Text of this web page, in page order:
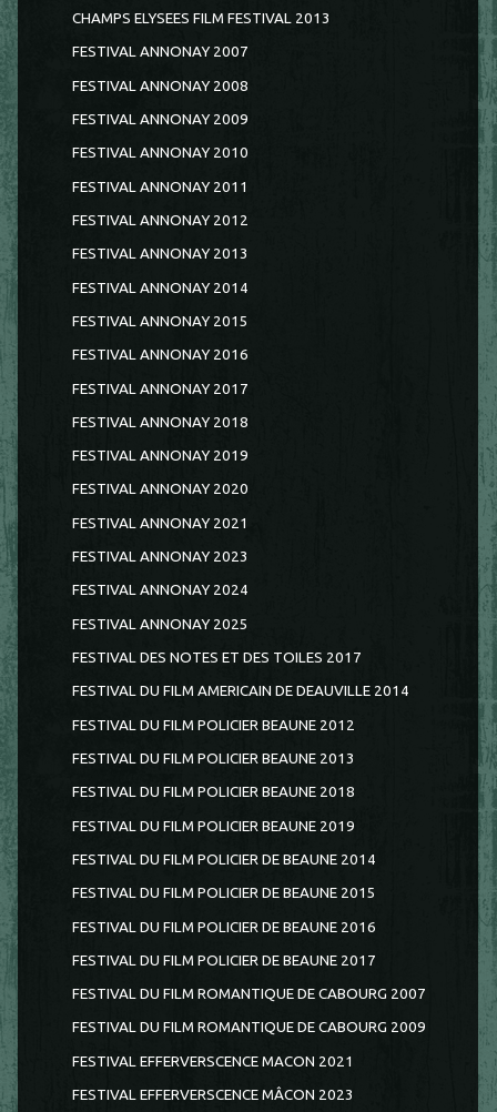
CHAMPS ELYSEES FILM FESTIVAL 2013
FESTIVAL ANNONAY 2007
FESTIVAL ANNONAY 2008
FESTIVAL ANNONAY 2009
FESTIVAL ANNONAY 2010
FESTIVAL ANNONAY 2011
FESTIVAL ANNONAY 2012
FESTIVAL ANNONAY 2013
FESTIVAL ANNONAY 2014
FESTIVAL ANNONAY 2015
FESTIVAL ANNONAY 2016
FESTIVAL ANNONAY 2017
FESTIVAL ANNONAY 2018
FESTIVAL ANNONAY 2019
FESTIVAL ANNONAY 2020
FESTIVAL ANNONAY 2021
FESTIVAL ANNONAY 2023
FESTIVAL ANNONAY 2024
FESTIVAL ANNONAY 2025
FESTIVAL DES NOTES ET DES TOILES 2017
FESTIVAL DU FILM AMERICAIN DE DEAUVILLE 2014
FESTIVAL DU FILM POLICIER BEAUNE 2012
FESTIVAL DU FILM POLICIER BEAUNE 2013
FESTIVAL DU FILM POLICIER BEAUNE 2018
FESTIVAL DU FILM POLICIER BEAUNE 2019
FESTIVAL DU FILM POLICIER DE BEAUNE 2014
FESTIVAL DU FILM POLICIER DE BEAUNE 2015
FESTIVAL DU FILM POLICIER DE BEAUNE 2016
FESTIVAL DU FILM POLICIER DE BEAUNE 2017
FESTIVAL DU FILM ROMANTIQUE DE CABOURG 2007
FESTIVAL DU FILM ROMANTIQUE DE CABOURG 2009
FESTIVAL EFFERVERSCENCE MACON 2021
FESTIVAL EFFERVERSCENCE MÂCON 2023